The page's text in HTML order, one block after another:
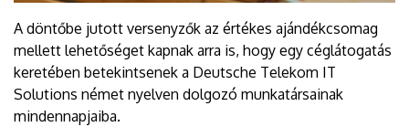
A döntőbe jutott versenyzők az értékes ajándékcsomag
mellett lehetőséget kapnak arra is, hogy egy céglátogatás
keretében betekintsenek a Deutsche Telekom IT
Solutions német nyelven dolgozó munkatársainak
mindennapjaiba.